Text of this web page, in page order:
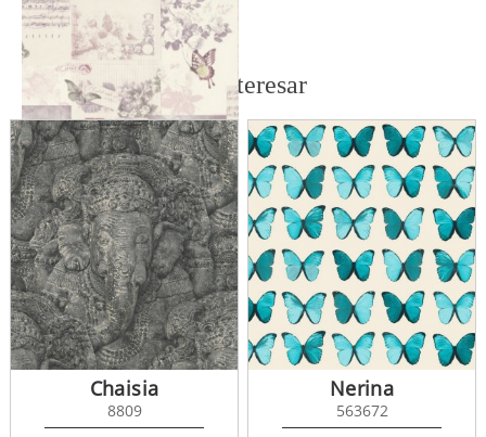
Portfolio 11262
También te puede interesar
Chaisia
8809
Nerina
563672